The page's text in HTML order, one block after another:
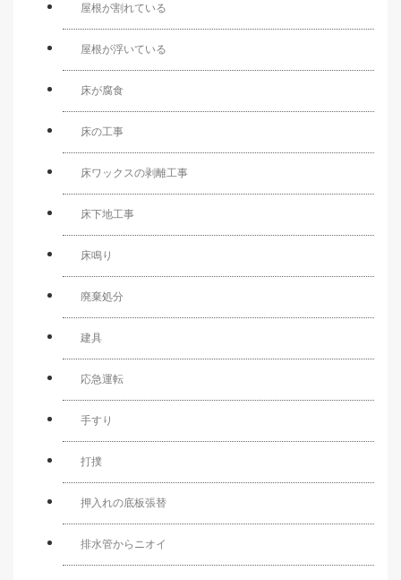
屋根が割れている
屋根が浮いている
床が腐食
床の工事
床ワックスの剥離工事
床下地工事
床鳴り
廃棄処分
建具
応急運転
手すり
打撲
押入れの底板張替
排水管からニオイ